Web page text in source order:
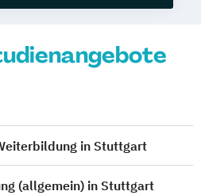
in Stuttgart
(allgemein) in Stuttgart